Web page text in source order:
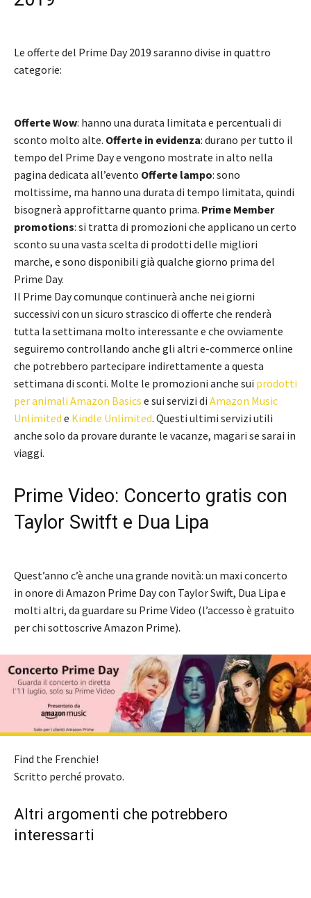
Le offerte del Prime Day 2019 saranno divise in quattro
categorie:
Offerte Wow: hanno una durata limitata e percentuali di
sconto molto alte. Offerte in evidenza: durano per tutto il
tempo del Prime Day e vengono mostrate in alto nella
pagina dedicata all’evento Offerte lampo: sono
moltissime, ma hanno una durata di tempo limitata, quindi
bisognerà approfittarne quanto prima. Prime Member
promotions: si tratta di promozioni che applicano un certo
sconto su una vasta scelta di prodotti delle migliori
marche, e sono disponibili già qualche giorno prima del
Prime Day.
Il Prime Day comunque continuerà anche nei giorni
successivi con un sicuro strascico di offerte che renderà
tutta la settimana molto interessante e che ovviamente
seguiremo controllando anche gli altri e-commerce online
che potrebbero partecipare indirettamente a questa
settimana di sconti. Molte le promozioni anche sui prodotti
per animali Amazon Basics e sui servizi di Amazon Music
Unlimited e Kindle Unlimited. Questi ultimi servizi utili
anche solo da provare durante le vacanze, magari se sarai in
viaggi.
Prime Video: Concerto gratis con
Taylor Switft e Dua Lipa
Quest’anno c’è anche una grande novità: un maxi concerto
in onore di Amazon Prime Day con Taylor Swift, Dua Lipa e
molti altri, da guardare su Prime Video (l’accesso è gratuito
per chi sottoscrive Amazon Prime).
Find the Frenchie!
Scritto perché provato.
Altri argomenti che potrebbero
interessarti